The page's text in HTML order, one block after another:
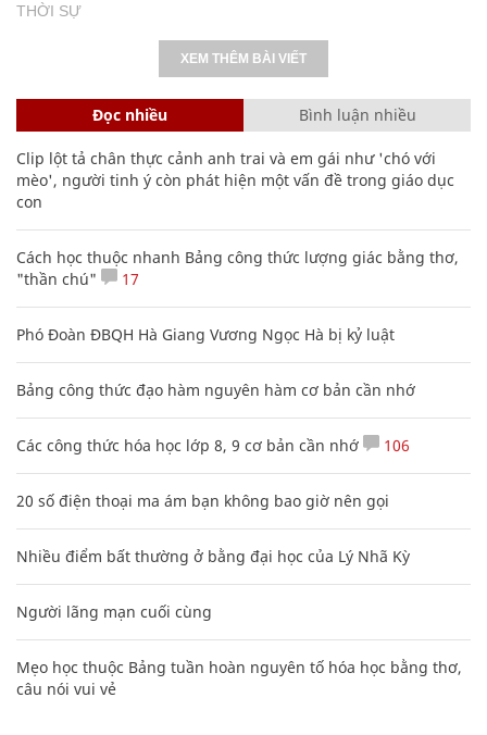
THỜI SỰ
XEM THÊM BÀI VIẾT
Đọc nhiều Bình luận nhiều
Clip lột tả chân thực cảnh anh trai và em gái như 'chó với
mèo', người tinh ý còn phát hiện một vấn đề trong giáo dục
con
Cách học thuộc nhanh Bảng công thức lượng giác bằng thơ,
"thần chú"
17
Phó Đoàn ĐBQH Hà Giang Vương Ngọc Hà bị kỷ luật
Bảng công thức đạo hàm nguyên hàm cơ bản cần nhớ
Các công thức hóa học lớp 8, 9 cơ bản cần nhớ 106
20 số điện thoại ma ám bạn không bao giờ nên gọi
Nhiều điểm bất thường ở bằng đại học của Lý Nhã Kỳ
Người lãng mạn cuối cùng
Mẹo học thuộc Bảng tuần hoàn nguyên tố hóa học bằng thơ,
câu nói vui vẻ